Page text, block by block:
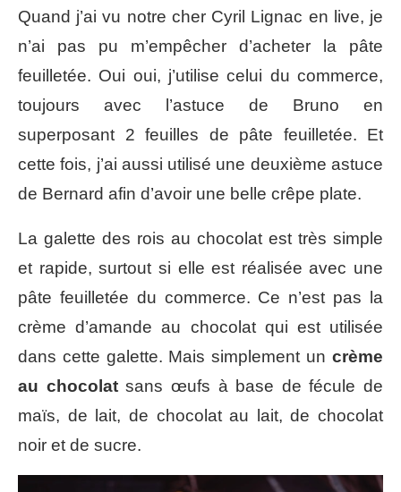
Quand j’ai vu notre cher Cyril Lignac en live, je
n’ai pas pu m’empêcher d’acheter la pâte
feuilletée. Oui oui, j’utilise celui du commerce,
toujours avec l’astuce de Bruno en
superposant 2 feuilles de pâte feuilletée. Et
cette fois, j’ai aussi utilisé une deuxième astuce
de Bernard afin d’avoir une belle crêpe plate.
La galette des rois au chocolat est très simple
et rapide, surtout si elle est réalisée avec une
pâte feuilletée du commerce. Ce n’est pas la
crème d’amande au chocolat qui est utilisée
dans cette galette. Mais simplement un crème
au chocolatsans œufs à base de fécule de
maïs, de lait, de chocolat au lait, de chocolat
noir et de sucre.